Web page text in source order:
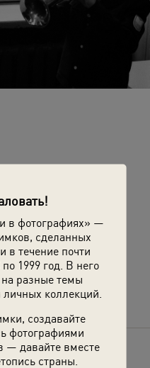
в фотографиях» —
сделанных
в течение почти
1999 год. В него
разные темы
коллекций.
создавайте
фотографиями
— давайте вместе
страны.
Мухаметзянова»
об этом фото